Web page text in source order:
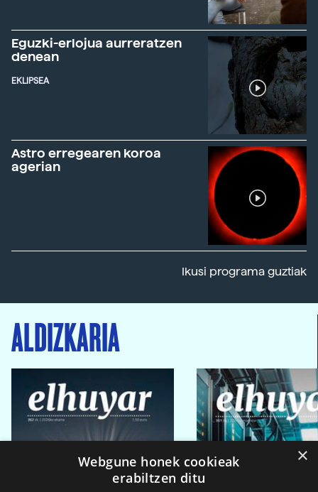
Eguzki-erlojua aurreratzen
denean
EKLIPSEA
Astro erregearen koroa
agerian
Ikusi programa guztiak
ALDIZKARIA
×
Webgune honek cookieak
erabiltzen ditu